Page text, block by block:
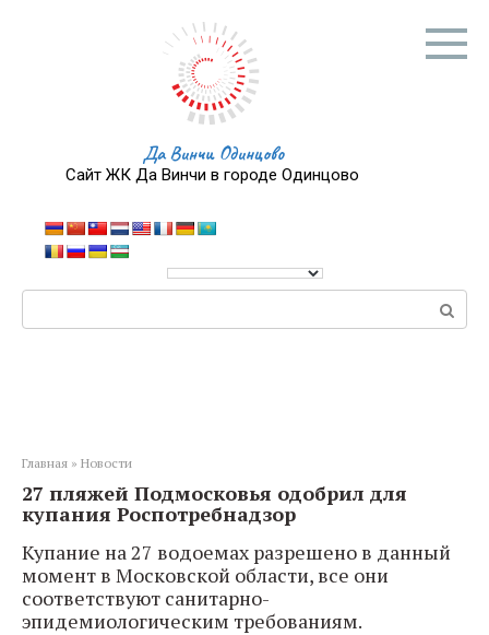
Да Винчи Одинцово
Сайт ЖК Да Винчи в городе Одинцово
Главная » Новости
27 пляжей Подмосковья одобрил для
купания Роспотребнадзор
Купание на 27 водоемах разрешено в данный
момент в Московской области, все они
соответствуют санитарно-
эпидемиологическим требованиям.